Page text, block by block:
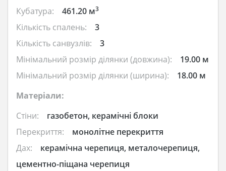
Кубатура:
461.20 м3
Кількість спалень:
3
Кількість санвузлів:
3
Мінімальний розмір ділянки (довжина):
19.00 м
Мінімальний розмір ділянки (ширина):
18.00 м
Матеріали:
Стіни:
газобетон, керамічні блоки
Перекриття:
монолітне перекриття
Дах:
керамічна черепиця, металочерепиця,
цементно-піщана черепиця